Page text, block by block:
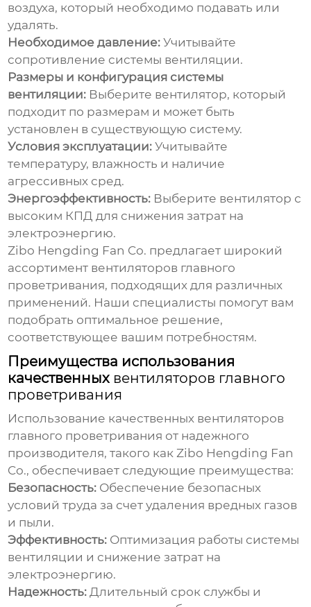
воздуха, который необходимо подавать или
удалять.
Необходимое давление: Учитывайте
сопротивление системы вентиляции.
Размеры и конфигурация системы
вентиляции: Выберите вентилятор, который
подходит по размерам и может быть
установлен в существующую систему.
Условия эксплуатации: Учитывайте
температуру, влажность и наличие
агрессивных сред.
Энергоэффективность: Выберите вентилятор с
высоким КПД для снижения затрат на
электроэнергию.
Zibo Hengding Fan Co. предлагает широкий
ассортимент вентиляторов главного
проветривания, подходящих для различных
применений. Наши специалисты помогут вам
подобрать оптимальное решение,
соответствующее вашим потребностям.
Преимущества использования
качественных вентиляторов главного
проветривания
Использование качественных вентиляторов
главного проветривания от надежного
производителя, такого как Zibo Hengding Fan
Co., обеспечивает следующие преимущества:
Безопасность: Обеспечение безопасных
условий труда за счет удаления вредных газов
и пыли.
Эффективность: Оптимизация работы системы
вентиляции и снижение затрат на
электроэнергию.
Надежность: Длительный срок службы и